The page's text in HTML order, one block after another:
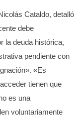
Cataldo, detalló
debe
la deuda histórica,
pendiente con
«Es
tienen que
es una
voluntariamente